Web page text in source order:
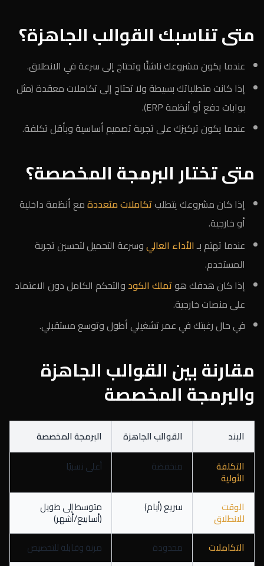
متى تناسبك القوالب الجاهزة؟
عندما يكون مشروعك ناشئًا وتحتاج إلى سرعة في الانطلاق.
إذا كانت متطلباتك بسيطة ولا تحتاج إلى تكاملات معقدة (مثل
بوابات دفع أو أنظمة ERP).
عندما يكون تركيزك على تجربة تصميم أساسية وبأقل تكلفة.
متى تختار البرمجة المخصصة؟
إذا كان مشروعك يتطلبتكاملات متعددةمع أنظمة داخلية
أو خارجية.
عندما تهتم بـالأداء العاليوسرعة التحميل لتحسين تجربة
المستخدم.
إذا كان هدفك هوتملك الكود والتحكم الكامل دون الاعتماد
على منصات خارجية.
في حال رغبتك في عمر تشغيلي أطول وتوسع مستقبلي.
مقارنة بين القوالب الجاهزة
والبرمجة المخصصة
البند القوالب الجاهزة
البرمجة المخصصة
التكلفة
الأولية
منخفضة أعلى نسبيًا
الوقت
للانطلاق
سريع (أيام) متوسط إلى طويل
(أسابيع/أشهر)
التكاملات
محدودة
مرنة وقابلة للتخصيص